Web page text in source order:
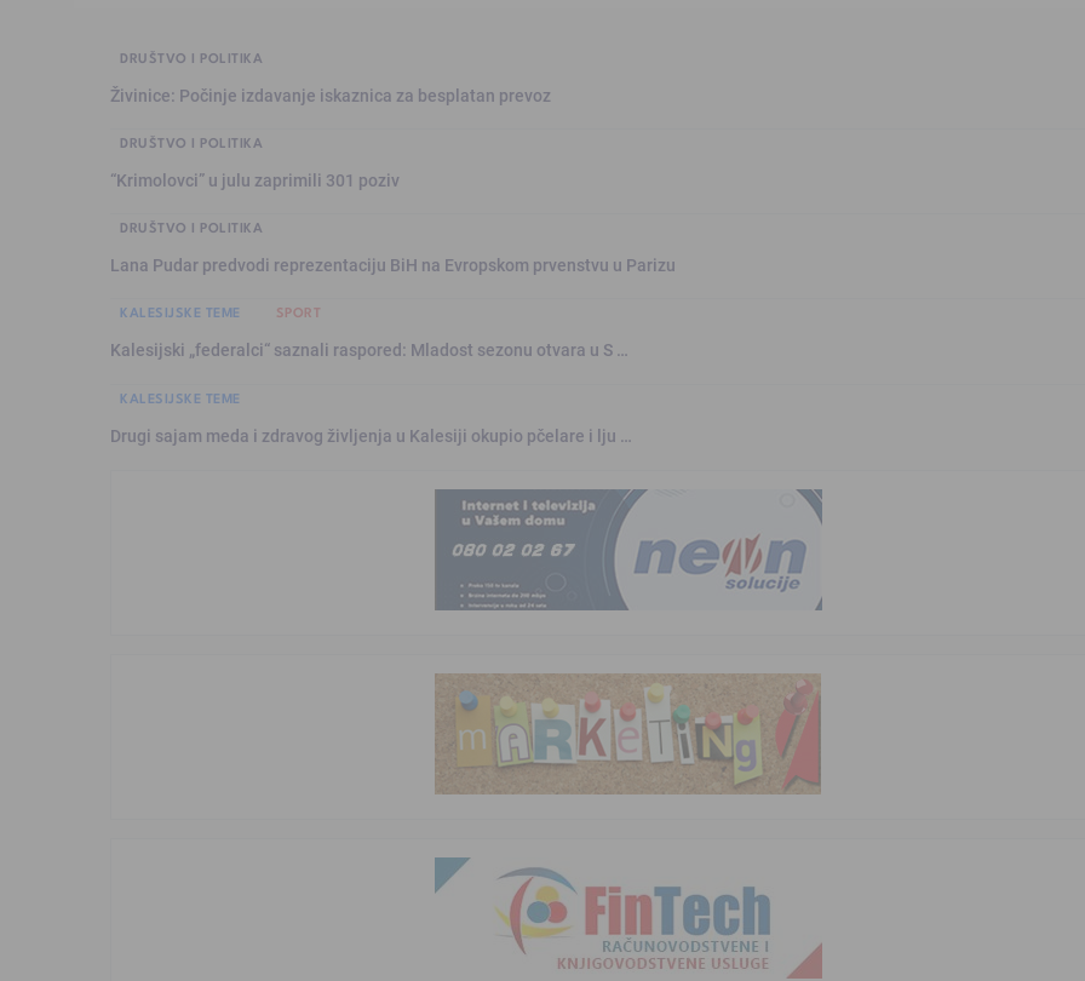
DRUŠTVO I POLITIKA
Živinice: Počinje izdavanje iskaznica za besplatan prevoz
DRUŠTVO I POLITIKA
“Krimolovci” u julu zaprimili 301 poziv
DRUŠTVO I POLITIKA
Lana Pudar predvodi reprezentaciju BiH na Evropskom prvenstvu u Parizu
KALESIJSKE TEME SPORT
Kalesijski „federalci“ saznali raspored: Mladost sezonu otvara u S …
KALESIJSKE TEME
Drugi sajam meda i zdravog življenja u Kalesiji okupio pčelare i lju …